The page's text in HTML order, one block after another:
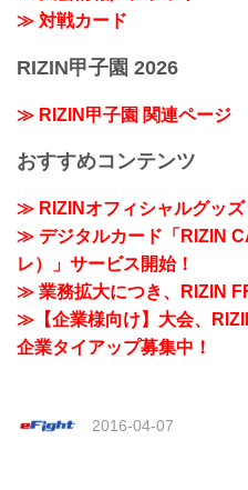
≫ 対戦カード
RIZIN甲子園 2026
≫ RIZIN甲子園 関連ページ
おすすめコンテンツ
≫ RIZINオフィシャルグッズ
≫ デジタルカード「RIZIN
レ）」サービス開始！
≫ 業務拡大につき、RIZIN
≫【企業様向け】大会、
企業タイアップ募集中！
2016-04-07